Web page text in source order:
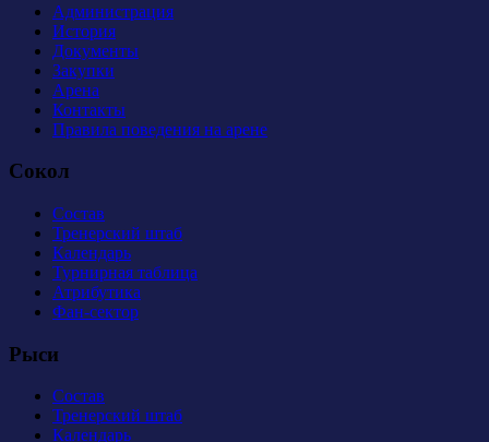
Администрация
История
Документы
Закупки
Арена
Контакты
Правила поведения на арене
Сокол
Состав
Тренерский штаб
Календарь
Турнирная таблица
Атрибутика
Фан-сектор
Рыси
Состав
Тренерский штаб
Календарь